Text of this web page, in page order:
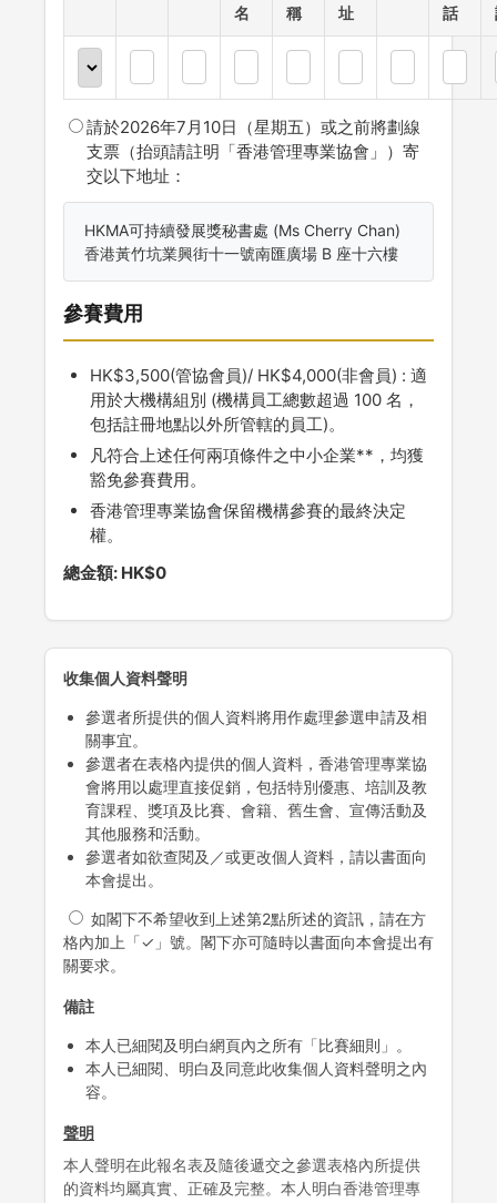
名
稱
址
話
請於2026年7月10日（星期五）或之前將劃線
支票（抬頭請註明「香港管理專業協會」）寄
交以下地址：
HKMA可持續發展獎秘書處 (Ms Cherry Chan)
香港黃竹坑業興街十一號南匯廣場 B 座十六樓
參賽費用
HK$3,500(管協會員)/ HK$4,000(非會員) : 適
用於大機構組別 (機構員工總數超過 100 名，
包括註冊地點以外所管轄的員工)。
凡符合上述任何兩項條件之中小企業**，均獲
豁免參賽費用。
香港管理專業協會保留機構參賽的最終決定
權。
總金額: HK$0
收集個人資料聲明
參選者所提供的個人資料將用作處理參選申請及相
關事宜。
參選者在表格內提供的個人資料，香港管理專業協
會將用以處理直接促銷，包括特別優惠、培訓及教
育課程、獎項及比賽、會籍、舊生會、宣傳活動及
其他服務和活動。
參選者如欲查閱及／或更改個人資料，請以書面向
本會提出。
如閣下不希望收到上述第2點所述的資訊，請在方
格內加上「✓」號。閣下亦可隨時以書面向本會提出有
關要求。
備註
本人已細閱及明白網頁內之所有「比賽細則」。
本人已細閱、明白及同意此收集個人資料聲明之內
容。
聲明
本人聲明在此報名表及隨後遞交之參選表格內所提供
的資料均屬真實、正確及完整。本人明白香港管理專